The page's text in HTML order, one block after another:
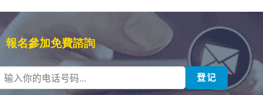
報名參加免費諮詢